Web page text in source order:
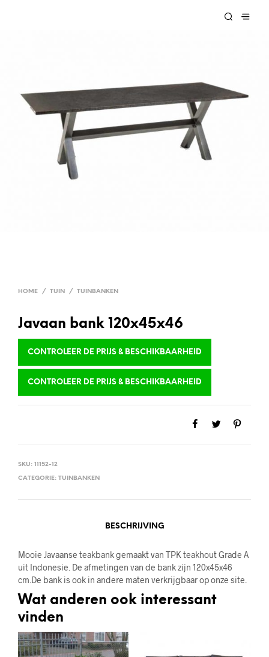
HOME / TUIN / TUINBANKEN
Javaan bank 120x45x46
CONTROLEER DE PRIJS & BESCHIKBAARHEID
CONTROLEER DE PRIJS & BESCHIKBAARHEID
SKU: 11152-12
CATEGORIE: TUINBANKEN
BESCHRIJVING
Mooie Javaanse teakbank gemaakt van TPK teakhout Grade A
uit Indonesie. De afmetingen van de bank zijn 120x45x46
cm.De bank is ook in andere maten verkrijgbaar op onze site.
Wat anderen ook interessant
vinden